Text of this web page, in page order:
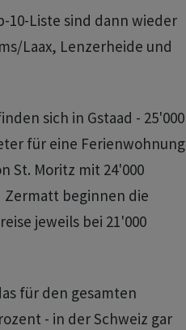
10-Liste sind dann wieder
Laax, Lenzerheide und
sich in Gstaad - 25'000
für eine Ferienwohnung
St. Moritz mit 24'000
Zermatt beginnen die
jeweils bei 21'000
für den gesamten
- in der Schweiz gar